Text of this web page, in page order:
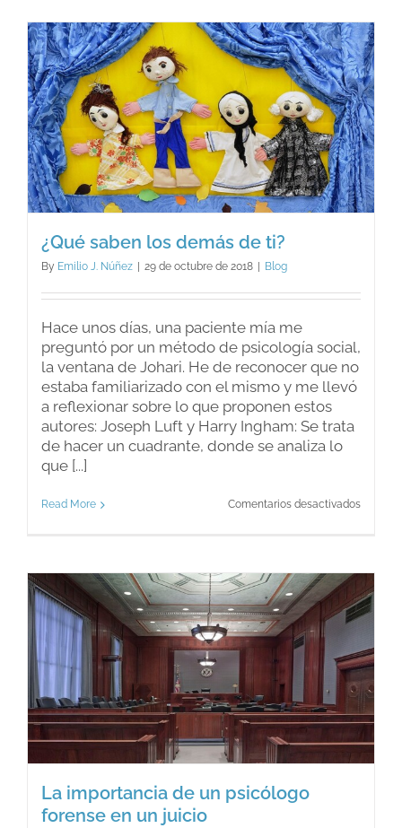
¿Qué saben los demás de ti?
By Emilio J. Núñez 29 de octubre de 2018 Blog
Hace unos días, una paciente mía me
preguntó por un método de psicología social,
la ventana de Johari. He de reconocer que no
estaba familiarizado con el mismo y me llevó
a reflexionar sobre lo que proponen estos
autores: Joseph Luft y Harry Ingham: Se trata
de hacer un cuadrante, donde se analiza lo
que [...]
Read More Comentarios desactivadosen
de
La importancia de un psicólogo
forense en un juicio